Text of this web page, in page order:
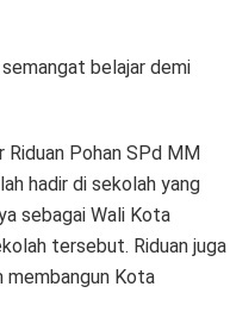
belajar demi
Pohan SPd MM
hadir di sekolah yang
sebagai Wali Kota
tersebut. Riduan juga
membangun Kota